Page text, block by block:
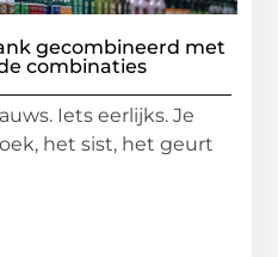
gecombineerd met
combinaties
Iets eerlijks. Je
het sist, het geurt